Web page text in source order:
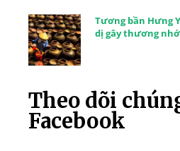
Tương bần Hưng
dị gây thương nhớ
Theo dõi
Facebook